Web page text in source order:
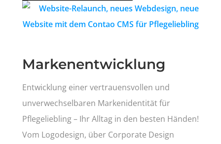
Markenentwicklung
Entwicklung einer vertrauensvollen und
unverwechselbaren Markenidentität für
Pflegeliebling – Ihr Alltag in den besten Händen!
Vom Logodesign, über Corporate Design